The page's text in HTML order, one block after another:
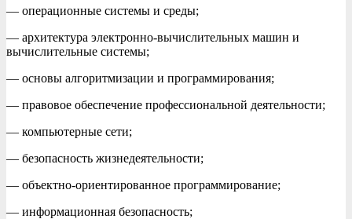
— операционные системы и среды;
— архитектура электронно-вычислительных машин и
вычислительные системы;
— основы алгоритмизации и программирования;
— правовое обеспечение профессиональной деятельности;
— компьютерные сети;
— безопасность жизнедеятельности;
— объектно-ориентированное программирование;
— информационная безопасность;